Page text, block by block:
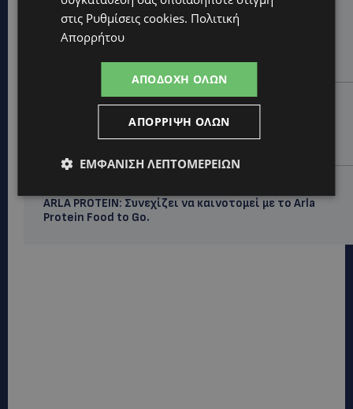
UPDATES
ΑΓΙΟΣ ΙΩΑΝΝΗΣ ΠΙΤΣΙΛΙΑΣ: Ξανανοίγει η πισίνα του
επισκέπτες
ΕΛΕΝΑ ΠΑΠΑΔΟΠΟΥΛΟΥ: Από τη σκηνή στην
ARLA PROTEIN: Συνεχίζει να καινοτομεί με το Arla
Protein Food to Go.
στις Ρυθμίσεις cookies. Πολιτική
Απορρήτου
ΑΠΟΔΟΧΉ ΌΛΩΝ
ΑΠΌΡΡΙΨΗ ΌΛΩΝ
ΕΜΦΆΝΙΣΗ ΛΕΠΤΟΜΕΡΕΙΏΝ